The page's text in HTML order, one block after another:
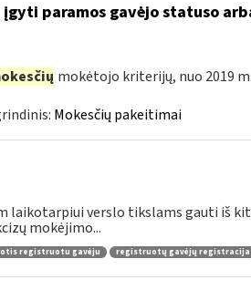
įgyti paramos gavėjo statuso
mokėtojo kriterijų, nuo 2019
Mokesčių pakeitimai
laikotarpiui verslo tikslams gauti iš
mokėjimo...
registruotu gavėju registruotų gavėjų registracija